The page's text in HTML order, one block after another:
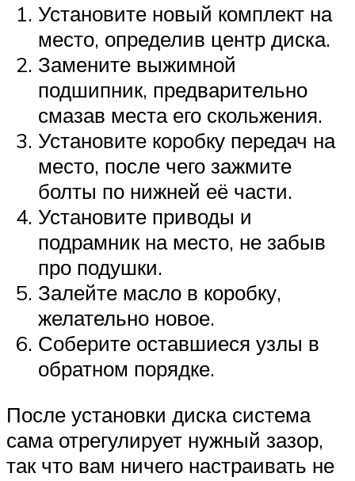
Установите новый комплект на
место, определив центр диска.
Замените выжимной
подшипник, предварительно
смазав места его скольжения.
Установите коробку передач на
место, после чего зажмите
болты по нижней её части.
Установите приводы и
подрамник на место, не забыв
про подушки.
Залейте масло в коробку,
желательно новое.
Соберите оставшиеся узлы в
обратном порядке.
После установки диска система
сама отрегулирует нужный зазор,
так что вам ничего настраивать не